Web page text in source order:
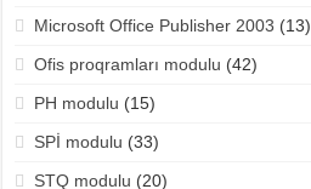
Microsoft Office Publisher 2003 (13)
Ofis proqramları modulu (42)
PH modulu (15)
SPİ modulu (33)
STQ modulu (20)